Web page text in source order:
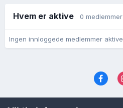
Hvem er aktive 0 medlemmer
Ingen innloggede medlemmer aktive